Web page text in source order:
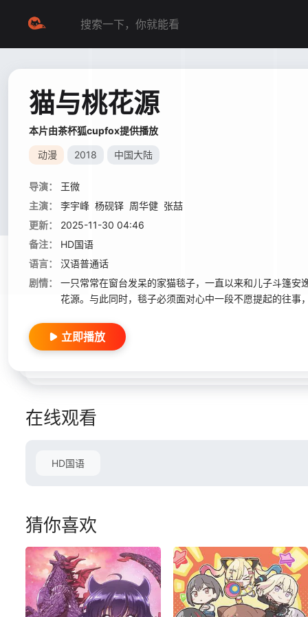
猫与桃花源
本片由茶杯狐cupfox提供播放
动漫 2018 中国大陆
导演：
王微
主演：
李宇峰 杨砚铎 周华健 张喆
更新：
2025-11-30 04:46
备注：
HD国语
语言：
汉语普通话
剧情：
一只常常在窗台发呆的家猫毯子，一直以来和儿子斗篷
花源。与此同时，毯子必须面对心中一段不愿提起的往
立即播放
在线观看
HD国语
猜你喜欢